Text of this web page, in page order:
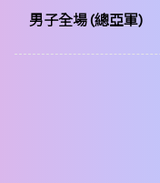
男子全場 (總亞軍)